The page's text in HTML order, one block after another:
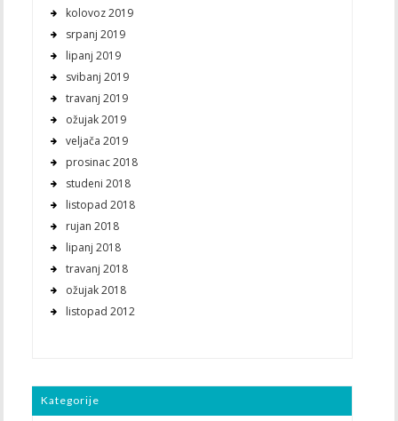
kolovoz 2019
srpanj 2019
lipanj 2019
svibanj 2019
travanj 2019
ožujak 2019
veljača 2019
prosinac 2018
studeni 2018
listopad 2018
rujan 2018
lipanj 2018
travanj 2018
ožujak 2018
listopad 2012
Kategorije